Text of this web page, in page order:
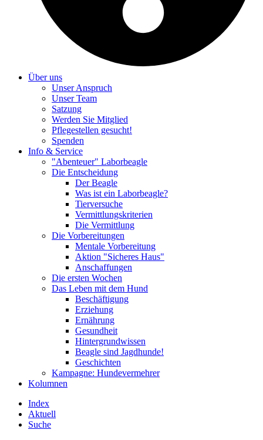
Über uns
Unser Anspruch
Unser Team
Satzung
Werden Sie Mitglied
Pflegestellen gesucht!
Spenden
Info & Service
"Abenteuer" Laborbeagle
Die Entscheidung
Der Beagle
Was ist ein Laborbeagle?
Tierversuche
Vermittlungskriterien
Die Vermittlung
Die Vorbereitungen
Mentale Vorbereitung
Aktion "Sicheres Haus"
Anschaffungen
Die ersten Wochen
Das Leben mit dem Hund
Beschäftigung
Erziehung
Ernährung
Gesundheit
Hintergrundwissen
Beagle sind Jagdhunde!
Geschichten
Kampagne: Hundevermehrer
Kolumnen
Index
Aktuell
Suche